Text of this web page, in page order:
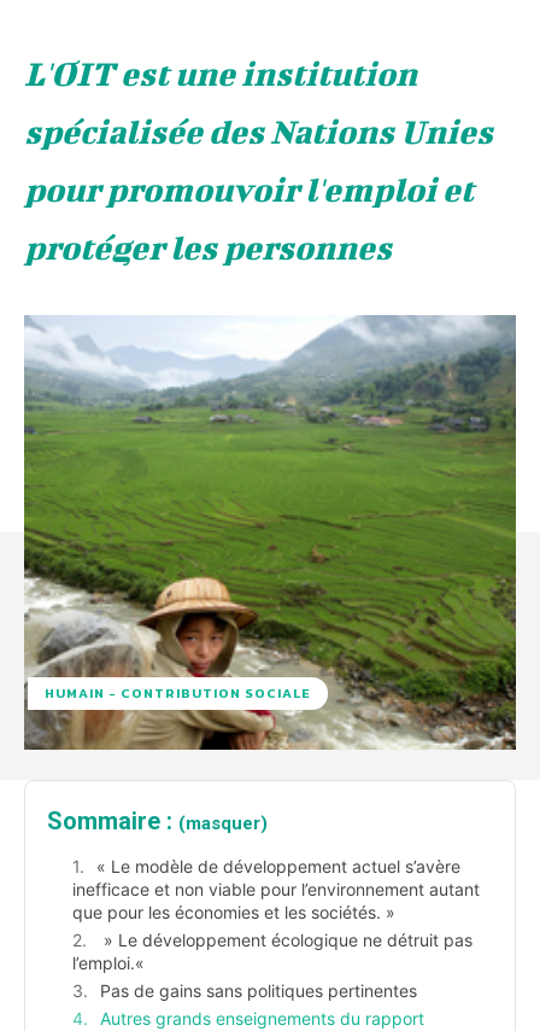
L'OIT est une institution
spécialisée des Nations Unies
pour promouvoir l'emploi et
protéger les personnes
HUMAIN - CONTRIBUTION SOCIALE
Sommaire : (masquer)
« Le modèle de développement actuel s’avère
inefficace et non viable pour l’environnement autant
que pour les économies et les sociétés. »
» Le développement écologique ne détruit pas
l’emploi.«
Pas de gains sans politiques pertinentes
Autres grands enseignements du rapport